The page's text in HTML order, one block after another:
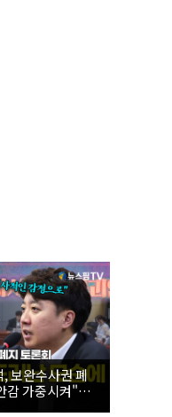
보완수사권 폐
감 가중시켜"｜
폐지 토론회